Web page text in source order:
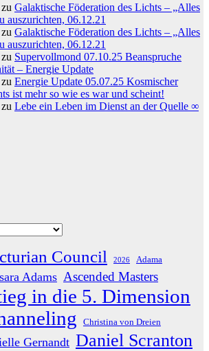
Galaktische Föderation des Lichts – „Alles
auszurichten, 06.12.21
zu Galaktische Föderation des Lichts – „Alles
auszurichten, 06.12.21
Supervollmond 07.10.25 Beanspruche
– Energie Update
Energie Update 05.07.25 Kosmischer
ist mehr so wie es war und scheint!
Lebe ein Leben im Dienst an der Quelle ∞
Council 2026 Adama
Adams Ascended Masters
in die 5. Dimension
Christina von Dreien
Gernandt Daniel Scranton